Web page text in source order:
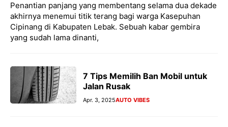
Penantian panjang yang membentang selama dua dekade
akhirnya menemui titik terang bagi warga Kasepuhan
Cipinang di Kabupaten Lebak. Sebuah kabar gembira
yang sudah lama dinanti,
7 Tips Memilih Ban Mobil untuk
Jalan Rusak
Apr. 3, 2025AUTO VIBES